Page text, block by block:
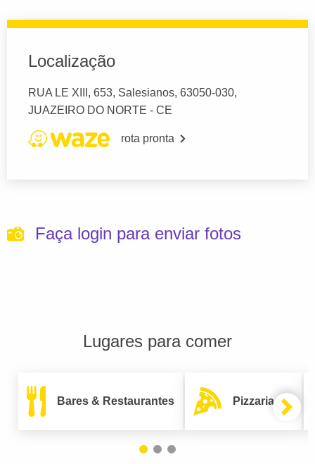
Localização
RUA LE XIII, 653, Salesianos, 63050-030,
JUAZEIRO DO NORTE - CE
rota pronta
Faça login para enviar fotos
Lugares para comer
Bares & Restaurantes Pizzarias